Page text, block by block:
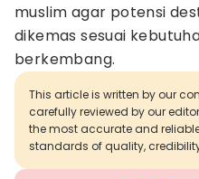
muslim agar potensi
dikemas sesuai
berkembang.
This article is written by our
carefully reviewed by our
the most accurate and
standards of quality,